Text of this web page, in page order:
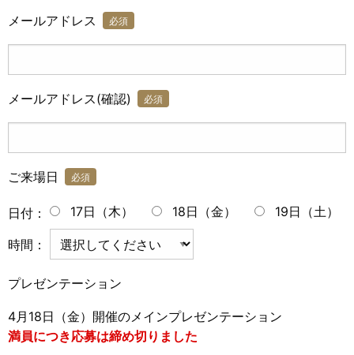
メールアドレス 必須
メールアドレス(確認) 必須
ご来場日 必須
日付： 17日（木） 18日（金） 19日（土）
時間：
プレゼンテーション
4月18日（金）開催のメインプレゼンテーション
満員につき応募は締め切りました